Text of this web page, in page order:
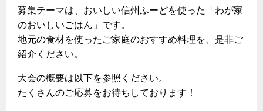
原料費調整制度について
こんなときは
ガスくさいとき・警報器が鳴ったとき
ガスが出ないとき
経済性
ライフスタイルの変化に対応するエコジョーズ
ガス・電気併用住宅とオール電化住宅の比較
経済性、環境性、創エネ
レンジフード
レンジフード
オーブン
3つのあんしん宣言
テレビCM
スタッフ
都市ガスでんき 従量電灯Ｃ
都市ガスでんき 低圧電力
電気料金の計算について
約款
エコ・クッキング
料理教室レンタル
お問合わせ・資料請求 ショールーム
情報誌
採用情報
募集テーマは、おいしい信州ふーどを使った「わが家
のおいしいごはん」です。
地元の食材を使ったご家庭のおすすめ料理を、是非ご
紹介ください。
大会の概要は以下を参照ください。
たくさんのご応募をお待ちしております！